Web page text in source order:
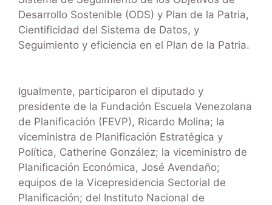
Desarrollo Sostenible (ODS) y Plan de la Patria,
Cientificidad del Sistema de Datos, y
Seguimiento y eficiencia en el Plan de la Patria.
Igualmente, participaron el diputado y
presidente de la Fundación Escuela Venezolana
de Planificación (FEVP), Ricardo Molina; la
viceministra de Planificación Estratégica y
Política, Catherine González; la viceministro de
Planificación Económica, José Avendaño;
equipos de la Vicepresidencia Sectorial de
Planificación; del Instituto Nacional de